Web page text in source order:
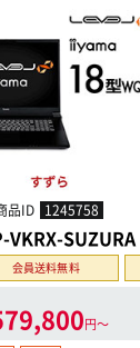
品ID 1245758
VKRX-SUZURA
会員送料無料
円〜